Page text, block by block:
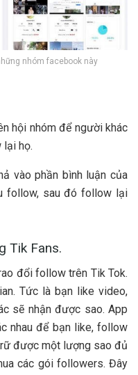
nhóm facebook này
hội nhóm để người khác
lại họ.
vào phần bình luận của
follow, sau đó follow lại
Tik Fans.
đổi follow trên Tik Tok.
Tức là bạn like video,
sẽ nhận được sao. App
nhau để bạn like, follow
được một lượng sao đủ
các gói followers. Đây